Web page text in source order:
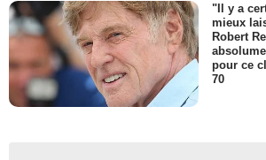
"Il y a
mieux
Robert
pour ce
70